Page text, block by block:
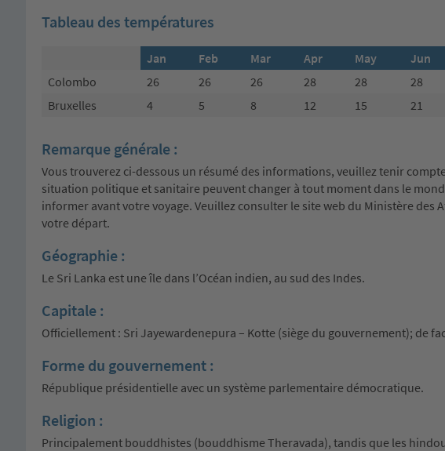
Tableau des températures
Jan Feb Mar Apr May Jun
Colombo
26 26 26 28 28 28
Bruxelles
4 5 8 12 15 21
Remarque générale :
Vous trouverez ci-dessous un résumé des informations, veuillez tenir
situation politique et sanitaire peuvent changer à tout moment dans le
informer avant votre voyage. Veuillez consulter le site web du Ministère des
votre départ.
Géographie :
Le Sri Lanka est une île dans l’Océan indien, au sud des Indes.
Capitale :
Officiellement : Sri Jayewardenepura – Kotte (siège du gouvernement); de
Forme du gouvernement :
République présidentielle avec un système parlementaire démocratique.
Religion :
Principalement bouddhistes (bouddhisme Theravada), tandis que les